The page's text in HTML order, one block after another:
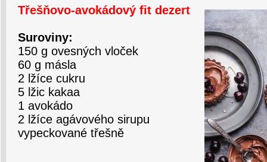
Třešňovo-avokádový fit dezert
Suroviny:
150 g ovesných vloček
60 g másla
2 lžíce cukru
5 lžic kakaa
1 avokádo
2 lžíce agávového sirupu
vypeckované třešně